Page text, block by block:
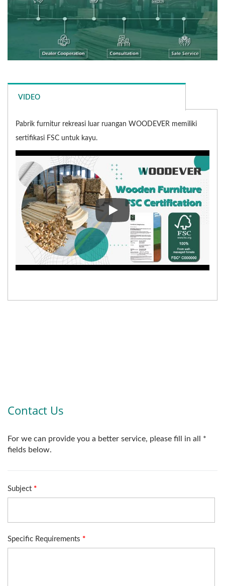
VIDEO
Pabrik furnitur rekreasi luar ruangan WOODEVER memiliki
sertifikasi FSC untuk kayu.
Pabrik furnitur rekreasi luar